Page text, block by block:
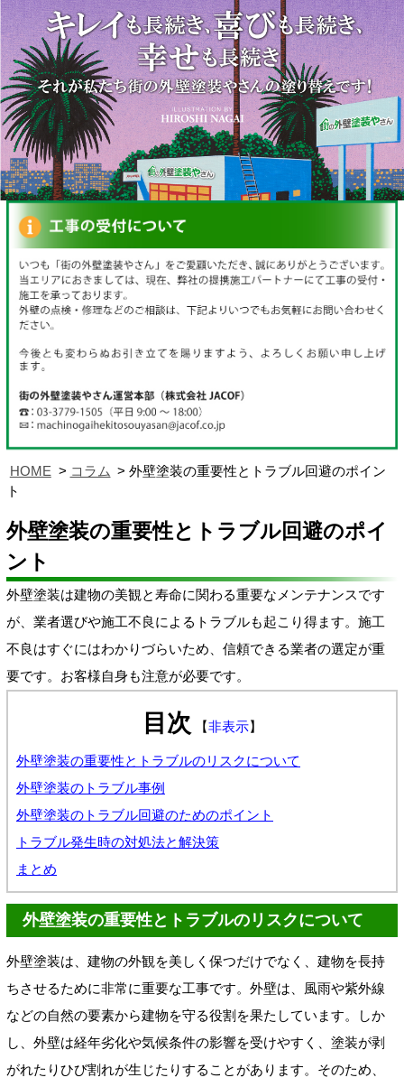
HOME コラム
外壁塗装の重要性とトラブル回避のポイン
ト
外壁塗装の重要性とトラブル回避のポイ
ント
外壁塗装は建物の美観と寿命に関わる重要なメンテナンスです
が、業者選びや施工不良によるトラブルも起こり得ます。施工
不良はすぐにはわかりづらいため、信頼できる業者の選定が重
要です。お客様自身も注意が必要です。
目次 【非表示】
外壁塗装の重要性とトラブルのリスクについて
外壁塗装のトラブル事例
外壁塗装のトラブル回避のためのポイント
トラブル発生時の対処法と解決策
まとめ
外壁塗装の重要性とトラブルのリスクについて
外壁塗装は、建物の外観を美しく保つだけでなく、建物を長持
ちさせるために非常に重要な工事です。外壁は、風雨や紫外線
などの自然の要素から建物を守る役割を果たしています。しか
し、外壁は経年劣化や気候条件の影響を受けやすく、塗装が剥
がれたりひび割れが生じたりすることがあります。そのため、